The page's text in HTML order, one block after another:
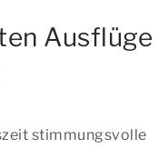
Ausflüge
stimmungsvolle